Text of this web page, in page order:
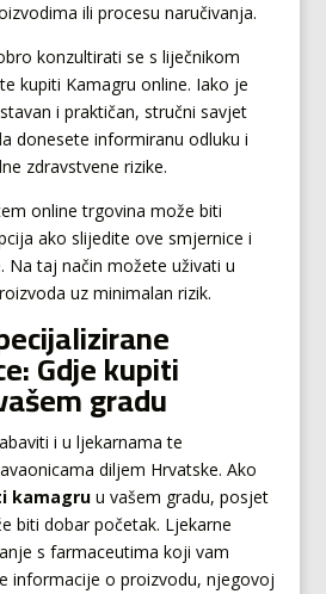
ili procesu naručivanja.
konzultirati se s liječnikom
kupiti Kamagru online. Iako je
i praktičan, stručni savjet
donesete informiranu odluku i
zdravstvene rizike.
online trgovina može biti
ako slijedite ove smjernice i
Na taj način možete uživati u
uz minimalan rizik.
Gdje kupiti
gradu
i u ljekarnama te
diljem Hrvatske. Ako
kamagruu vašem gradu, posjet
biti dobar početak. Ljekarne
s farmaceutima koji vam
informacije o proizvodu, njegovoj